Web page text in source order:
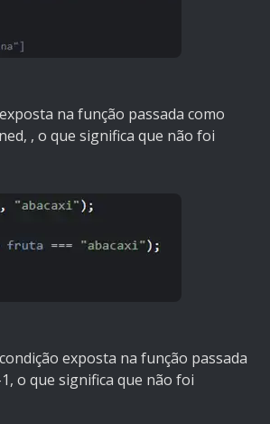
na função passada como
, o que significa que não foi
exposta na função passada
o que significa que não foi